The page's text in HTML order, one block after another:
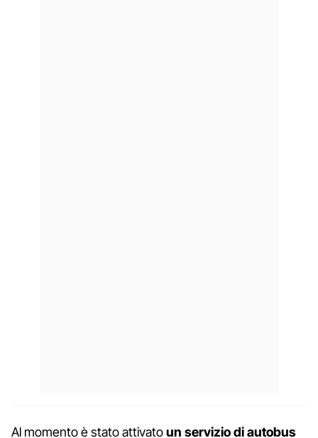
Al momento è stato attivatoun servizio di autobus